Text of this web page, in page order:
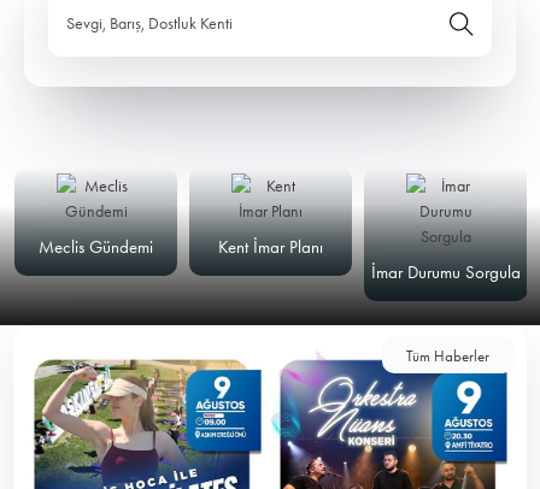
Sevgi, Barış, Dostluk Kenti
Meclis Gündemi
Kent İmar Planı
İmar Durumu Sorgula
Tüm Haberler